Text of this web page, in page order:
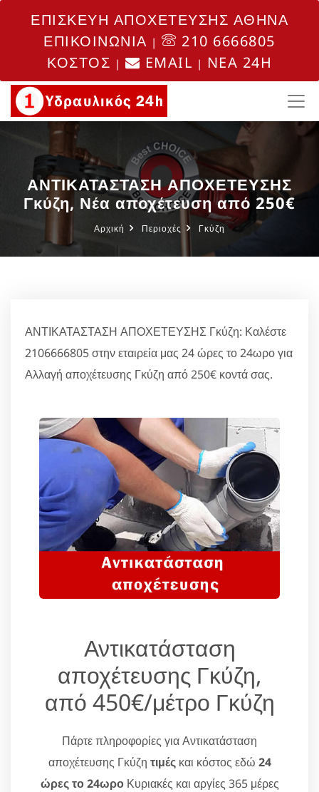
ΕΠΙΣΚΕΥΗ ΑΠΟΧΕΤΕΥΣΗΣ ΑΘΗΝΑ
ΕΠΙΚΟΙΝΩΝΙΑ |
210 6666805
ΚΟΣΤΟΣ | EMAIL | NEA 24H
ΑΝΤΙΚΑΤΑΣΤΑΣΗ ΑΠΟΧΕΤΕΥΣΗΣ
Γκύζη, Νέα αποχέτευση από 250€
Αρχική Περιοχές Γκύζη
ΑΝΤΙΚΑΤΑΣΤΑΣΗ ΑΠΟΧΕΤΕΥΣΗΣ Γκύζη: Καλέστε
2106666805 στην εταιρεία μας 24 ώρες το 24ωρο για
Αλλαγή αποχέτευσης Γκύζη από 250€ κοντά σας.
Αντικατάσταση
αποχέτευσης Γκύζη,
από 450€/μέτρο Γκύζη
Πάρτε πληροφορίες για Αντικατάσταση
αποχέτευσης Γκύζη τιμέςκαι κόστος εδώ 24
ώρες το 24ωροΚυριακές και αργίες 365 μέρες